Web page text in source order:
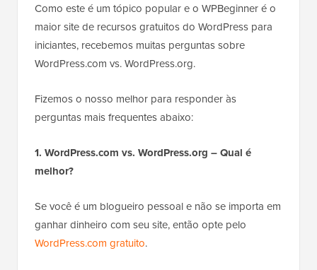
Como este é um tópico popular e o WPBeginner é o
maior site de recursos gratuitos do WordPress para
iniciantes, recebemos muitas perguntas sobre
WordPress.com vs. WordPress.org.
Fizemos o nosso melhor para responder às
perguntas mais frequentes abaixo:
1. WordPress.com vs. WordPress.org – Qual é
melhor?
Se você é um blogueiro pessoal e não se importa em
ganhar dinheiro com seu site, então opte pelo
WordPress.com gratuito.